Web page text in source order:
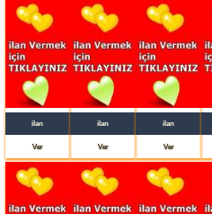
ilan
Ver
ilan
Ver
ilan
Ver